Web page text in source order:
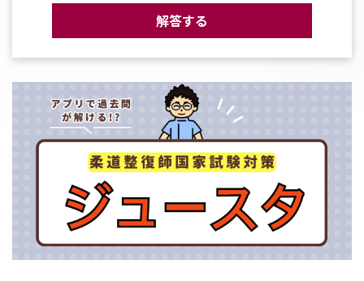
解答する